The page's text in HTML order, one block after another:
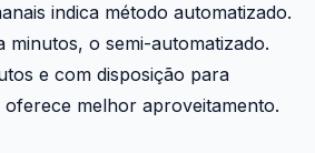
indica método automatizado.
minutos, o semi-automatizado.
e com disposição para
oferece melhor aproveitamento.